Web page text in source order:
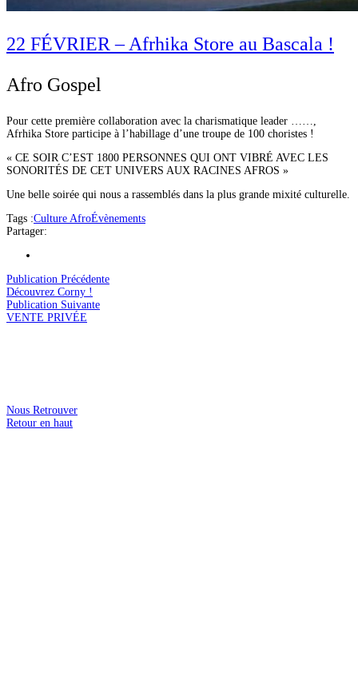
22 FÉVRIER – Afrhika Store au Bascala !
Afro Gospel
Pour cette première collaboration avec la charismatique leader ……,
Afrhika Store participe à l’habillage d’une troupe de 100 choristes !
« CE SOIR C’EST 1800 PERSONNES QUI ONT VIBRÉ AVEC LES
SONORITÉS DE CET UNIVERS AUX RACINES AFROS »
Une belle soirée qui nous a rassemblés dans la plus grande mixité culturelle.
Tags :Culture AfroÉvènements
Partager:
Publication Précédente
Découvrez Corny !
Publication Suivante
VENTE PRIVÉE
Nous Retrouver
Retour en haut